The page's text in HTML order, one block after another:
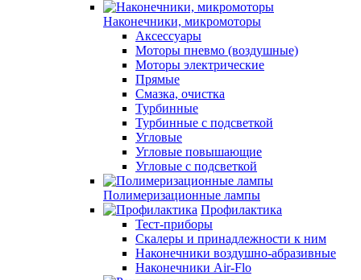
Наконечники, микромоторы
Аксессуары
Моторы пневмо (воздушные)
Моторы электрические
Прямые
Смазка, очистка
Турбинные
Турбинные с подсветкой
Угловые
Угловые повышающие
Угловые с подсветкой
Полимеризационные лампы
Профилактика
Тест-приборы
Скалеры и принадлежности к ним
Наконечники воздушно-абразивные
Наконечники Air-Flo